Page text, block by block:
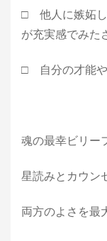
□ 他人に嫉妬し
が充実感でみた
□ 自分の才能や
魂の最幸ビリー
星読みとカウン
両方のよさを最